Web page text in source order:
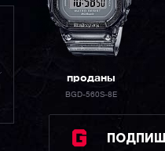
проданы
BGD-560S-8E